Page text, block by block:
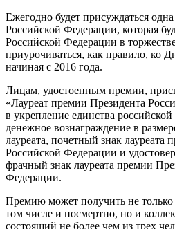
Ежегодно будет присуждаться
Российской Федерации, которая
Российской Федерации в
приурочиваться, как правило, ко
начиная с 2016 года.
Лицам, удостоенным премии,
«Лауреат премии Президента
в укрепление единства
денежное вознаграждение в
лауреата, почетный знак лауреата
Российской Федерации и
фрачный знак лауреата премии
Федерации.
Премию может получить не
том числе и посмертно, но и
состоящий не более чем из трех